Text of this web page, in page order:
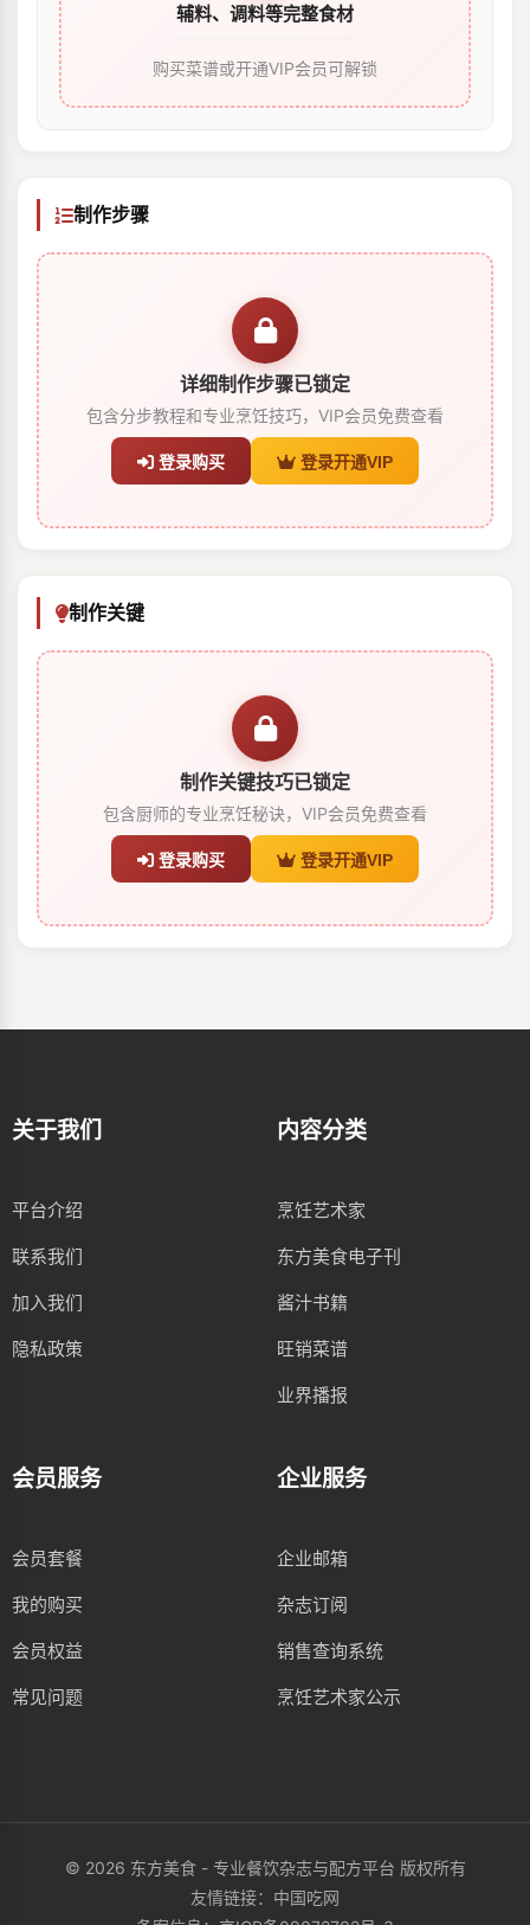
辅料、调料等完整食材
购买菜谱或开通VIP会员可解锁
制作步骤
详细制作步骤已锁定
包含分步教程和专业烹饪技巧，VIP会员免费查看
登录购买 登录开通VIP
制作关键
制作关键技巧已锁定
包含厨师的专业烹饪秘诀，VIP会员免费查看
登录购买 登录开通VIP
关于我们
平台介绍
联系我们
加入我们
隐私政策
内容分类
烹饪艺术家
东方美食电子刊
酱汁书籍
旺销菜谱
业界播报
会员服务
会员套餐
我的购买
会员权益
常见问题
企业服务
企业邮箱
杂志订阅
销售查询系统
烹饪艺术家公示
© 2026 东方美食 - 专业餐饮杂志与配方平台 版权所有
友情链接： 中国吃网